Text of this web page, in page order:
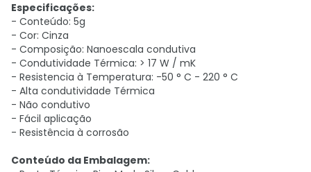
Especificações:
- Conteúdo: 5g
- Cor: Cinza
- Composição: Nanoescala condutiva
- Condutividade Térmica: > 17 W / mK
- Resistencia à Temperatura: -50 ° C - 220 ° C
- Alta condutividade Térmica
- Não condutivo
- Fácil aplicação
- Resistência à corrosão
Conteúdo da Embalagem: